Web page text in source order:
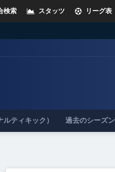
リーグ表
スタッツ
検索
ルティキック） 過去のシーズン